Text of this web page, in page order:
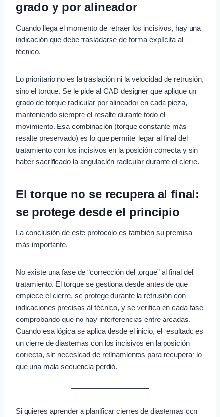
grado y por alineador
Cuando llega el momento de retraer los incisivos, hay una
indicación que debe trasladarse de forma explícita al
técnico.
Lo prioritario no es la traslación ni la velocidad de retrusión,
sino el torque. Se le pide al CAD designer que aplique un
grado de torque radicular por alineador en cada pieza,
manteniendo siempre el resalte durante todo el
movimiento. Esa combinación (torque constante más
resalte preservado) es lo que permite llegar al final del
tratamiento con los incisivos en la posición correcta y sin
haber sacrificado la angulación radicular durante el cierre.
El torque no se recupera al final:
se protege desde el principio
La conclusión de este protocolo es también su premisa
más importante.
No existe una fase de “corrección del torque” al final del
tratamiento. El torque se gestiona desde antes de que
empiece el cierre, se protege durante la retrusión con
indicaciones precisas al técnico, y se verifica en cada fase
comprobando que no hay interferencias entre arcadas.
Cuando esa lógica se aplica desde el inicio, el resultado es
un cierre de diastemas con los incisivos en la posición
correcta, sin necesidad de refinamientos para recuperar lo
que una mala secuencia perdió.
Si quieres aprender a planificar cierres de diastemas con